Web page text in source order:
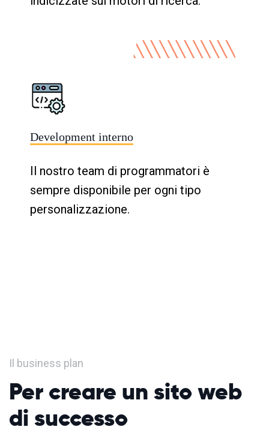
Development interno
Il nostro team di programmatori è
sempre disponibile per ogni tipo
personalizzazione.
Il business plan
Per creare un sito web
di successo